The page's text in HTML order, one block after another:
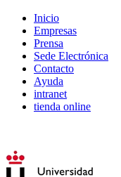
Inicio
Empresas
Prensa
Sede Electrónica
Contacto
Ayuda
intranet
tienda online